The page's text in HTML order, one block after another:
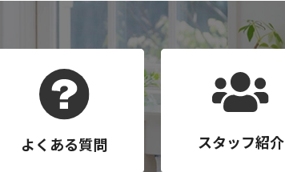
よくある質問 スタッフ紹介